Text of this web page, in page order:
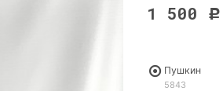
1 500 Р
Пушкин
5843